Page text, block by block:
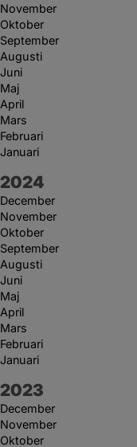
November
Oktober
September
Augusti
Juni
Maj
April
Mars
Februari
Januari
År:
2024
December
November
Oktober
September
Augusti
Juni
Maj
April
Mars
Februari
Januari
År:
2023
December
November
Oktober